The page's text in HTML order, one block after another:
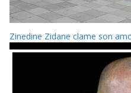
Zinedine Zidane clame son